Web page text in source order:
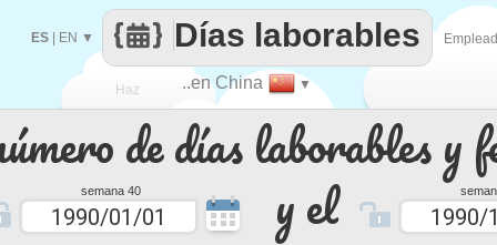
de días laborables y
semana 40 y el
Haz
que
..en China ▼
Días laborables
ES EN ▼